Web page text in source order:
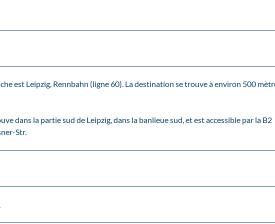
est Leipzig, Rennbahn (ligne 60). La destination se trouve à environ 500
dans la partie sud de Leipzig, dans la banlieue sud, et est accessible par la B2
Str.